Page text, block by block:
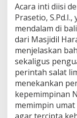
Acara inti diisi
Prasetio,
mendalam di
dari Masjidil
menjelaskan
sekaligus
perintah salat
menekankan
kepemimpinan
memimpin